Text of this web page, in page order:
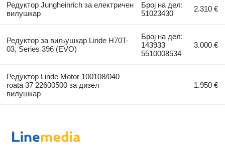
Редуктор Jungheinrich за електричен
вилушкар
Број на дел:
51023430
2.310 €
Редуктор за виљушкар Linde H70T-
03, Series 396 (EVO)
Број на дел:
143933
5510008534
3.000 €
Редуктор Linde Motor 100108/040
roata 37 22600500 за дизел
вилушкар
1.950 €